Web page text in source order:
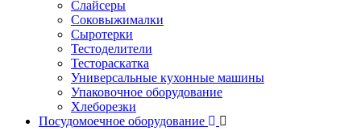
Слайсеры
Соковыжималки
Сыротерки
Тестоделители
Тестораскатка
Универсальные кухонные машины
Упаковочное оборудование
Хлеборезки
Посудомоечное оборудование